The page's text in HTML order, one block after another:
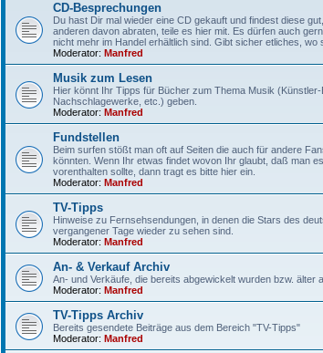
CD-Besprechungen
Du hast Dir mal wieder eine CD gekauft und findest diese
anderen davon abraten, teile es hier mit. Es dürfen auch
nicht mehr im Handel erhältlich sind. Gibt sicher etliches, wo
Moderator: Manfred
Musik zum Lesen
Hier könnt Ihr Tipps für Bücher zum Thema Musik (Künstler-
Nachschlagewerke, etc.) geben.
Moderator: Manfred
Fundstellen
Beim surfen stößt man oft auf Seiten die auch für andere
könnten. Wenn Ihr etwas findet wovon Ihr glaubt, daß man
vorenthalten sollte, dann tragt es bitte hier ein.
Moderator: Manfred
TV-Tipps
Hinweise zu Fernsehsendungen, in denen die Stars des
vergangener Tage wieder zu sehen sind.
Moderator: Manfred
An- & Verkauf Archiv
An- und Verkäufe, die bereits abgewickelt wurden bzw. älter
Moderator: Manfred
TV-Tipps Archiv
Bereits gesendete Beiträge aus dem Bereich "TV-Tipps"
Moderator: Manfred